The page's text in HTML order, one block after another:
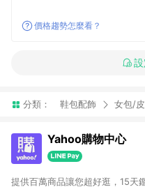
價格趨勢怎麼看？
分類： 鞋包配飾 女包/
Yahoo購物中心
提供百萬商品讓您超好逛，15天